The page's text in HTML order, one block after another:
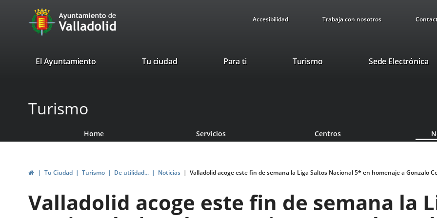
Portal
Web
Ayuntamiento
Valladolid
Accesibilidad Trabaja con nosotros
valladolid.es
El Ayuntamiento Tu ciudad Para ti TurismoThis
up
Sede Electrónica
Turismo
Home Servicios Centros
HomeTu Ciudad Turismo De utilidad... Noticias Valladolid acoge este fin de semana la Liga Saltos Nacional 5* en homenaje a Gonzalo
Valladolid acoge este fin de semana la